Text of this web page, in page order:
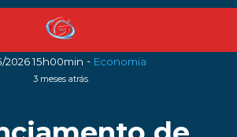
2026 15h00min - Economia
3 meses atrás